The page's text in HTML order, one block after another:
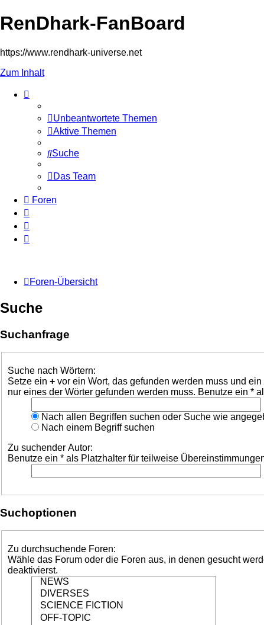
RenDhark-FanBoard
https://www.rendhark-universe.net
Zum Inhalt
Unbeantwortete Themen
Aktive Themen
Suche
Das Team
Foren
Foren-Übersicht
Suche
Suchanfrage
Suche nach Wörtern:
Setze ein + vor ein Wort, das gefunden werden muss und ein
nur eines der Wörter gefunden werden muss. Benutze ein *
Nach allen Begriffen suchen oder Suche wie
Nach einem Begriff suchen
Zu suchender Autor:
Benutze ein * als Platzhalter für teilweise
Suchoptionen
Zu durchsuchende Foren:
Wähle das Forum oder die Foren aus, in denen gesucht
deaktivierst.